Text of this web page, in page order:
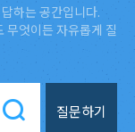
하는 공간입니다.
무엇이든 자유롭게 질
질문하기